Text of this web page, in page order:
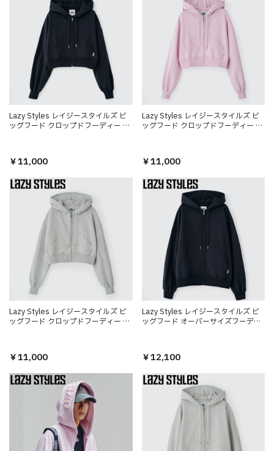
Lazy Styles レイジースタイルズ ビ
ッグフード クロップドフーディー グ
￥11,000
Lazy Styles レイジースタイルズ ビ
ッグフード クロップドフーディー ベ
￥11,000
Lazy Styles レイジースタイルズ ビ
ッグフード クロップドフーディー ア
￥11,000
Lazy Styles レイジースタイルズ ビ
ッグフード オーバーサイズフーディ
￥12,100